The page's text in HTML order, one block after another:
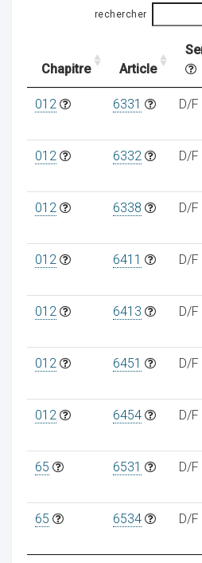
rechercher
Chapitre Article
012 6331 D/F
012 6332 D/F
012 6338 D/F
012 6411 D/F
012 6413 D/F
012 6451 D/F
012 6454 D/F
65 6531 D/F
65 6534 D/F